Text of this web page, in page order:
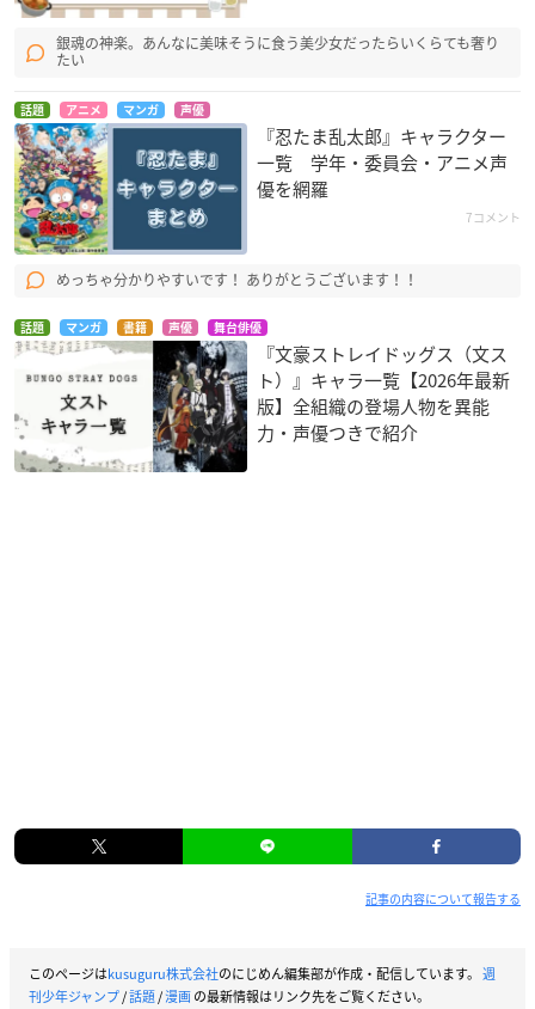
銀魂の神楽。あんなに美味そうに食う美少女だったらいくらても奢り
たい
話題 アニメ マンガ 声優
『忍たま乱太郎』キャラクター
一覧 学年・委員会・アニメ声
優を網羅
7コメント
めっちゃ分かりやすいです！ ありがとうございます！！
話題 マンガ 書籍 声優 舞台俳優
『文豪ストレイドッグス（文ス
ト）』キャラ一覧【2026年最新
版】全組織の登場人物を異能
力・声優つきで紹介
記事の内容について報告する
このページはkusuguru株式会社のにじめん編集部が作成・配信しています。 週
刊少年ジャンプ/話題/漫画の最新情報はリンク先をご覧ください。